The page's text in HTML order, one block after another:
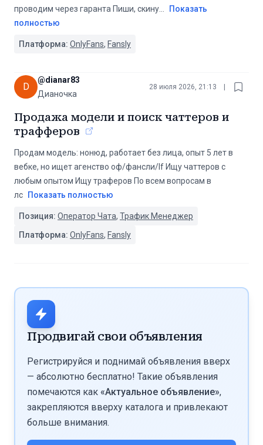
проводим через гаранта Пиши, скину
Показать
полностью
Платформа: OnlyFans, Fansly
D
@dianar83
Дианочка
28 июля 2026, 21:13
Продажа модели и поиск чаттеров и
трафферов
Продам модель: нонюд, работает без лица, опыт 5 лет в
вебке, но ищет агенство оф/фансли/lf Ищу чаттеров с
любым опытом Ищу траферов По всем вопросам в
лс
Показать полностью
Позиция: Оператор Чата, Трафик Менеджер
Платформа: OnlyFans, Fansly
Продвигай свои объявления
Регистрируйся и поднимай объявления вверх
— абсолютно бесплатно! Такие объявления
помечаются как «Актуальное объявление»,
закрепляются вверху каталога и привлекают
больше внимания.